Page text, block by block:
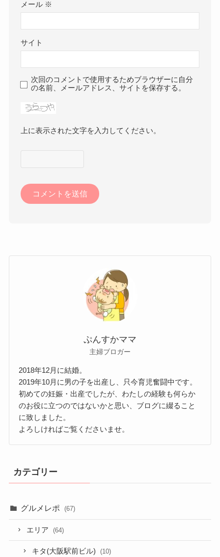
メール ※
サイト
次回のコメントで使用するためブラウザーに自分
の名前、メールアドレス、サイトを保存する。
上に表示された文字を入力してください。
ぷんすかママ
主婦ブロガー
2018年12月に結婚。
2019年10月に男の子を出産し、只今育児奮闘中です。
初めての妊娠・出産でしたが、わたしの経験も何らか
のお役に立つのではないかと思い、ブログに綴ること
に致しました。
よろしければご覧くださいませ。
カテゴリー
グルメレポ (67)
エリア (64)
キタ(大阪駅前ビル) (10)